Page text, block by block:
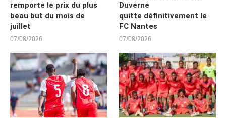
remporte le prix du plus
beau but du mois de
juillet
07/08/2026
Duverne
quitte définitivement le
FC Nantes
07/08/2026